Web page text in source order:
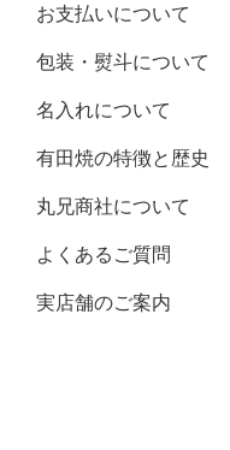
お支払いについて
包装・熨斗について
名入れについて
有田焼の特徴と歴史
丸兄商社について
よくあるご質問
実店舗のご案内